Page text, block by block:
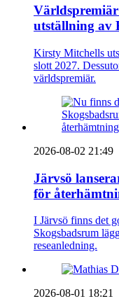
utställning av
Kirsty Mitchells
slott 2027.
världspremiär.
2026-08-02 21:49
Järvsö
för
I Järvsö finns det
Skogsbadsrum
reseanledning.
2026-08-01 18:21